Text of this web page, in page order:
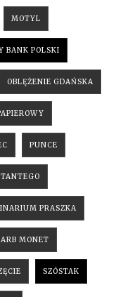
MOTYL
BANK POLSKI
OBLĘŻENIE GDAŃSKA
PUNCE
PRASZKA
MONET
SZÓSTAK